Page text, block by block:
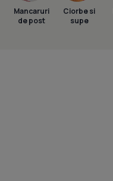
Mancaruri
de post
Ciorbe si
supe